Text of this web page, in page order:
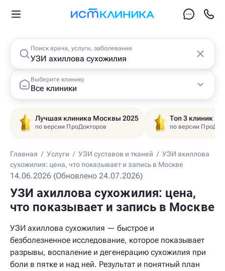
Поиск врача, услуги, заболевания
Выберите клинику
Все клиники
Лучшая клиника Москвы 2025
по версии ПроДокторов
Топ 3 клиник
по версии
Главная / Услуги / УЗИ суставов и тканей / УЗИ ахиллова
сухожилия: цена, что показывает и запись в Москве
14.06.2026 (Обновлено 24.07.2026)
УЗИ ахиллова сухожилия: цена,
что показывает и запись в Москве
УЗИ ахиллова сухожилия — быстрое и
безболезненное исследование, которое показывает
разрывы, воспаление и дегенерацию сухожилия при
боли в пятке и над ней. Результат и понятный план